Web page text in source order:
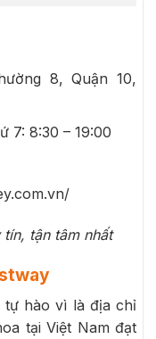
8, Quận 10,
7: 8:30 – 19:00
tận tâm nhất
tự hào vì là địa chỉ
tại Việt Nam đạt